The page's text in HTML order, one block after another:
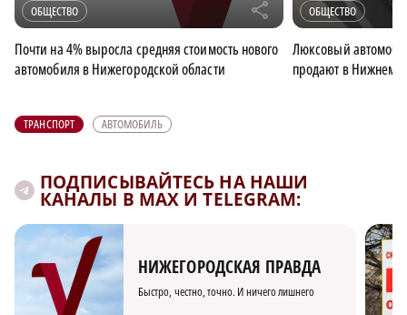
ОБЩЕСТВО r
Почти на 4% выросла средняя стоимость нового
автомобиля в Нижегородской области
ОБЩЕСТВО
Люксовый
продают в Нижнем
ТРАНСПОРТ АВТОМОБИЛЬ
ПОДПИСЫВАЙТЕСЬ НА НАШИ
КАНАЛЫ В MAX И TELEGRAM:
НИЖЕГОРОДСКАЯ ПРАВДА
Быстро, честно, точно. И ничего лишнего